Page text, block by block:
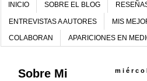
INICIO SOBRE EL BLOG
ENTREVISTAS A AUTORES MIS
COLABORAN APARICIONES EN
Sobre Mi